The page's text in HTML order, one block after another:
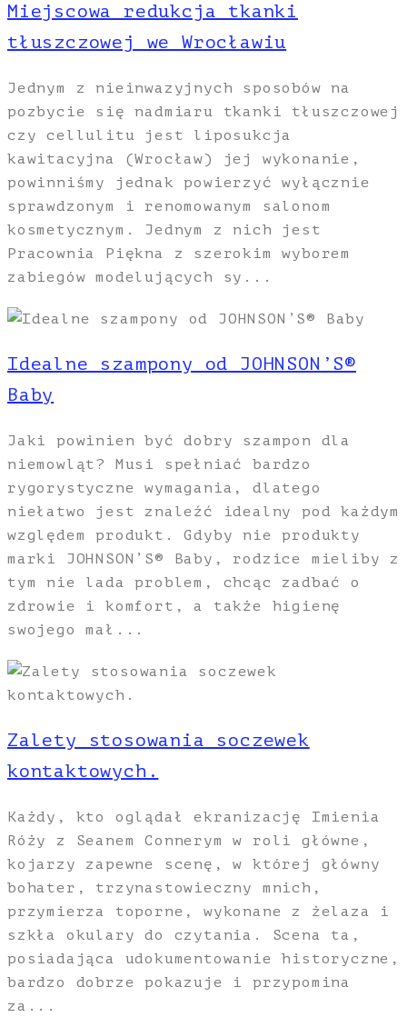
Miejscowa redukcja tkanki
tłuszczowej we Wrocławiu
Jednym z nieinwazyjnych sposobów na
pozbycie się nadmiaru tkanki tłuszczowej
czy cellulitu jest liposukcja
kawitacyjna (Wrocław) jej wykonanie,
powinniśmy jednak powierzyć wyłącznie
sprawdzonym i renomowanym salonom
kosmetycznym. Jednym z nich jest
Pracownia Piękna z szerokim wyborem
zabiegów modelujących sy...
Idealne szampony od JOHNSON’S®
Baby
Jaki powinien być dobry szampon dla
niemowląt? Musi spełniać bardzo
rygorystyczne wymagania, dlatego
niełatwo jest znaleźć idealny pod każdym
względem produkt. Gdyby nie produkty
marki JOHNSON’S® Baby, rodzice mieliby z
tym nie lada problem, chcąc zadbać o
zdrowie i komfort, a także higienę
swojego mał...
Zalety stosowania soczewek
kontaktowych.
Każdy, kto oglądał ekranizację Imienia
Róży z Seanem Connerym w roli główne,
kojarzy zapewne scenę, w której główny
bohater, trzynastowieczny mnich,
przymierza toporne, wykonane z żelaza i
szkła okulary do czytania. Scena ta,
posiadająca udokumentowanie historyczne,
bardzo dobrze pokazuje i przypomina
za...